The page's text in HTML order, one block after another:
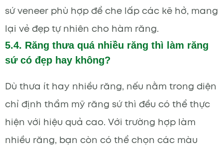
sứ veneer phù hợp để che lấp các kẽ hở, mang
lại vẻ đẹp tự nhiên cho hàm răng.
5.4. Răng thưa quá nhiều răng thì làm răng
sứ có đẹp hay không?
Dù thưa ít hay nhiều răng, nếu nằm trong diện
chỉ định thẩm mỹ răng sứ thì đều có thể thực
hiện với hiệu quả cao. Với trường hợp làm
nhiều răng, bạn còn có thể chọn các màu